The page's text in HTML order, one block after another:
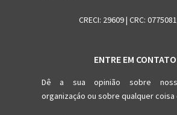
CRECI: 29609 | CRC:
ENTRE EM CONTATO
Dê a sua opinião sobre
organizaçáo ou sobre qualquer coisa